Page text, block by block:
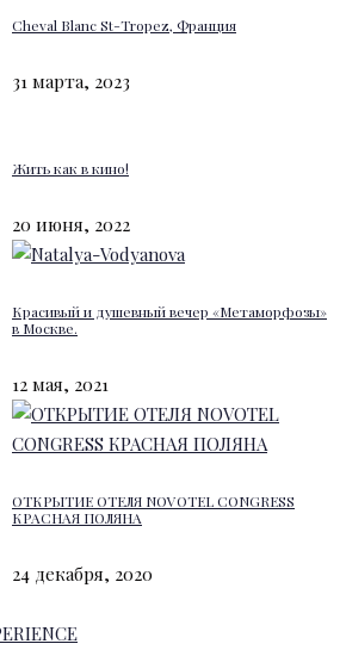
Cheval Blanc St-Tropez, Франция
31 марта, 2023
Жить как в кино!
20 июня, 2022
Красивый и душевный вечер «Метаморфозы»
в Москве.
12 мая, 2021
ОТКРЫТИЕ ОТЕЛЯ NOVOTEL CONGRESS
КРАСНАЯ ПОЛЯНА
24 декабря, 2020